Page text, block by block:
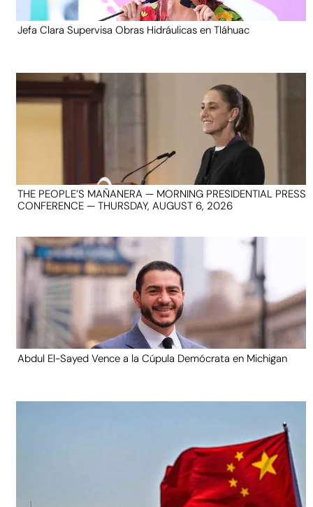
Jefa Clara Supervisa Obras Hidráulicas en Tláhuac
THE PEOPLE’S MAÑANERA — MORNING PRESIDENTIAL PRESS
CONFERENCE — THURSDAY, AUGUST 6, 2026
Abdul El-Sayed Vence a la Cúpula Demócrata en Michigan